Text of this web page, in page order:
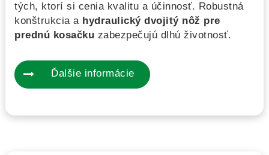
tých, ktorí si cenia kvalitu a účinnosť. Robustná
konštrukcia a hydraulický dvojitý nôž pre
prednú kosačku zabezpečujú dlhú životnosť.
Ďalšie informácie